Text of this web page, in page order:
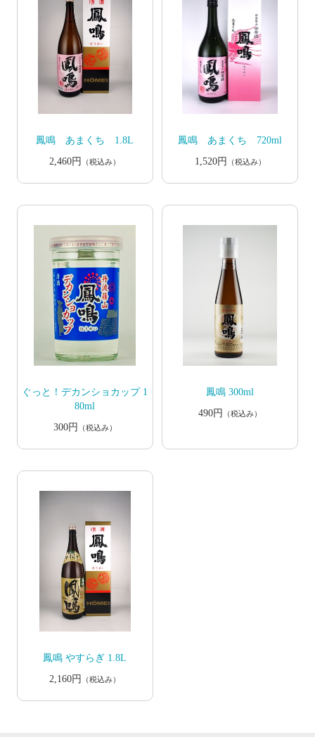
鳳鳴 あまくち 1.8L
2,460円
（税込み）
鳳鳴 あまくち 720ml
1,520円
（税込み）
ぐっと！デカンショカップ 1
80ml
300円
（税込み）
鳳鳴 300ml
490円
（税込み）
鳳鳴 やすらぎ 1.8L
2,160円
（税込み）